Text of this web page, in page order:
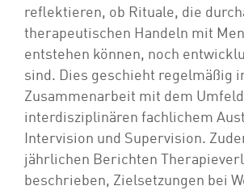
reflektieren, ob Rituale, die
therapeutischen Handeln mit
entstehen können, noch
sind. Dies geschieht regelmäßig
Zusammenarbeit mit dem
interdisziplinären fachlichem
Intervision und Supervision.
jährlichen Berichten
beschrieben, Zielsetzungen bei